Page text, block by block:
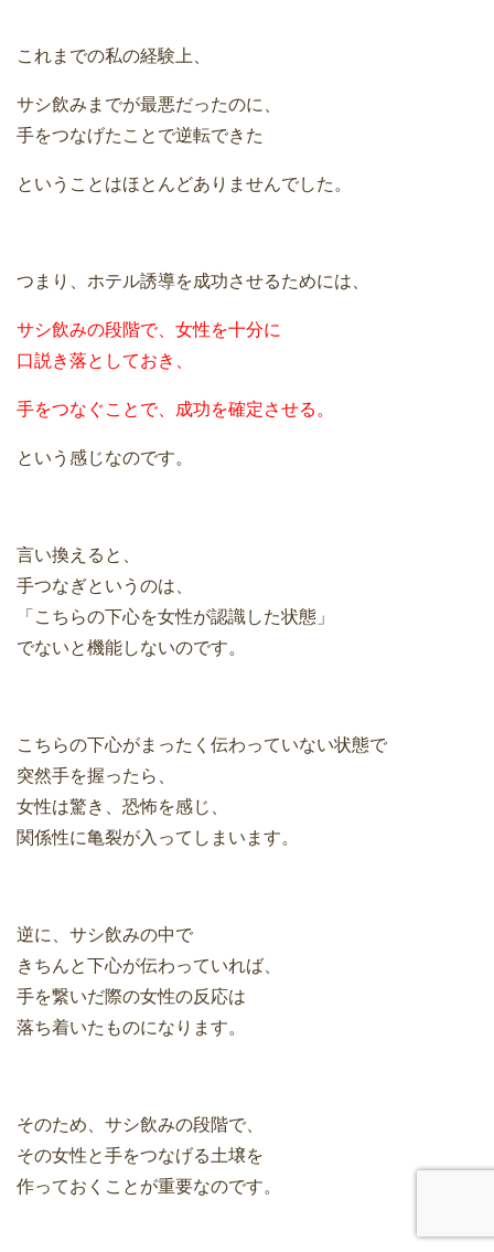
これまでの私の経験上、
サシ飲みまでが最悪だったのに、
手をつなげたことで逆転できた
ということはほとんどありませんでした。
つまり、ホテル誘導を成功させるためには、
サシ飲みの段階で、女性を十分に
口説き落としておき、
手をつなぐことで、成功を確定させる。
という感じなのです。
言い換えると、
手つなぎというのは、
「こちらの下心を女性が認識した状態」
でないと機能しないのです。
こちらの下心がまったく伝わっていない状態で
突然手を握ったら、
女性は驚き、恐怖を感じ、
関係性に亀裂が入ってしまいます。
逆に、サシ飲みの中で
きちんと下心が伝わっていれば、
手を繋いだ際の女性の反応は
落ち着いたものになります。
そのため、サシ飲みの段階で、
その女性と手をつなげる土壌を
作っておくことが重要なのです。